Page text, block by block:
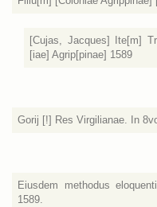
[Cujas, Jacques] Ite[m]
[iae] Agrip[pinae] 1589
Gorij [!] Res Virgilianae. In
Eiusdem methodus
1589.